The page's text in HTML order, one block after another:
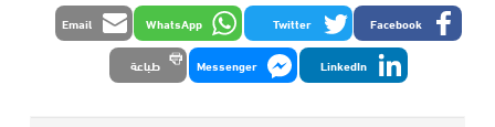
Facebook
Twitter
WhatsApp
Email
LinkedIn
Messenger طباعة